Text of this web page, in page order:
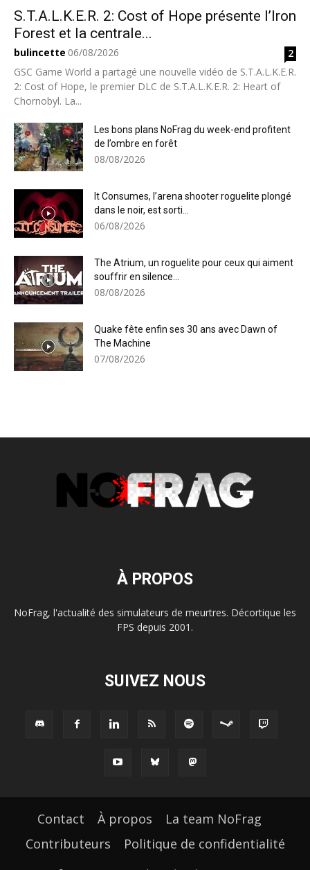
S.T.A.L.K.E.R. 2: Cost of Hope présente l’Iron
Forest et la centrale...
bulincette 06/08/2026
2
GSC Game World a partagé une nouvelle vidéo de S.T.A.L.K.E.R.
2: Cost of Hope, le premier DLC de S.T.A.L.K.E.R. 2: Heart of
Chornobyl. La...
Les bons plans NoFrag du week-end profitent
de l’ombre en forêt
08/08/2026
It Consumes, l’arena shooter roguelite plongé
dans le noir, est sorti...
06/08/2026
The Atrium, un roguelite pour ceux qui aiment
souffrir en silence...
08/08/2026
Quake fête enfin ses 30 ans avec Dawn of
The Machine
07/08/2026
À PROPOS
NoFrag, l'actualité des simulateurs de meurtres. Décortique les
FPS depuis 2001.
SUIVEZ NOUS
Contact À propos
La team NoFrag
Contributeurs
Politique de confidentialité